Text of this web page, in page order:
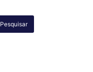
Pesquisar